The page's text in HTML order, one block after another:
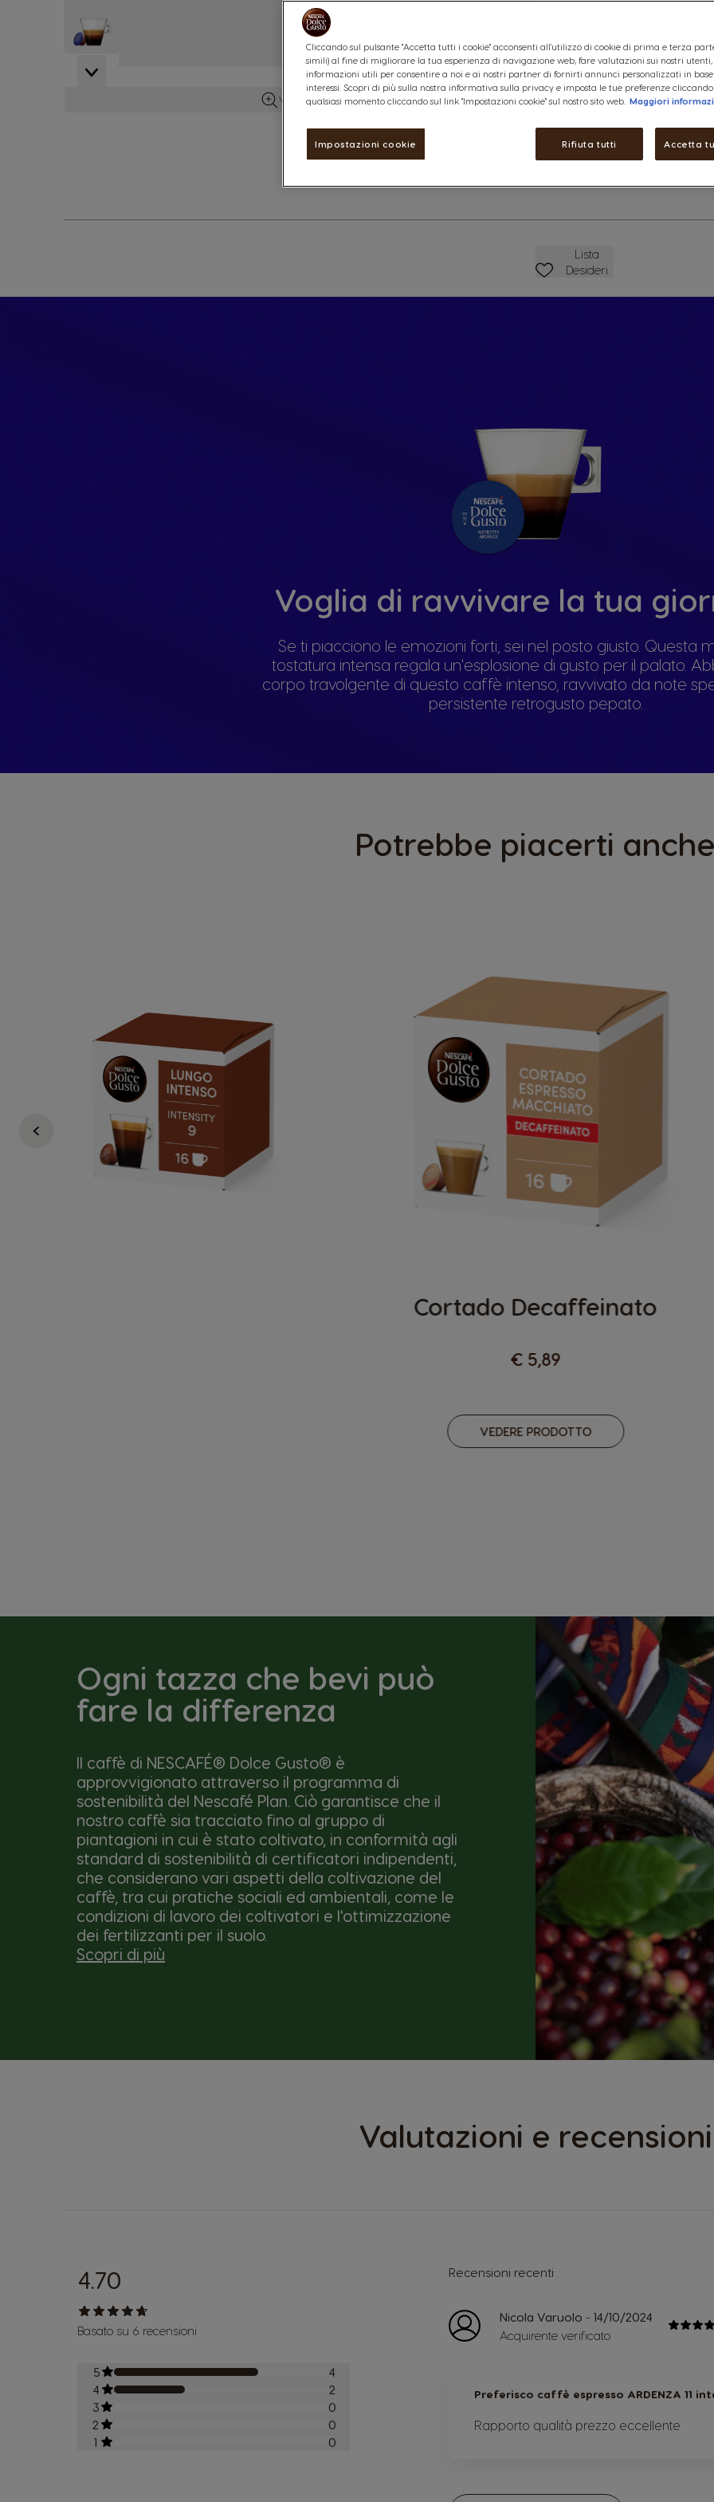
View larger image
Vedi maggiori dettagli
racchiuse sotto una densa
Vedere ingredienti
8,99 €
Ridurre
Quantità
Lista Dei Desideri
Lista
Desideri
Voglia di ravvivare la tua
Se ti piacciono le emozioni forti, sei nel posto giusto. Questa
tostatura intensa regala un'esplosione di gusto per il palato.
corpo travolgente di questo caffè intenso, ravvivato da note
persistente retrogusto pepato.
Potrebbe piacerti
Cortado Decaffeinato
€ 5,89
VEDERE PRODOTTO
Ogni tazza che bevi può
fare la differenza
Il caffè di NESCAFÉ® Dolce Gusto® è
approvvigionato attraverso il programma di
sostenibilità del Nescafé Plan. Ciò garantisce che il
nostro caffè sia tracciato fino al gruppo di
piantagioni in cui è stato coltivato, in conformità agli
standard di sostenibilità di certificatori indipendenti,
che considerano vari aspetti della coltivazione del
caffè, tra cui pratiche sociali ed ambientali, come le
condizioni di lavoro dei coltivatori e l'ottimizzazione
dei fertilizzanti per il suolo.
Scopri di più
Valutazioni e recensioni
4.70
Basato su 6 recensioni
5
4
4
2
3
0
2
0
1
0
Recensioni recenti
Nicola Varuolo - 14/10/2024
Acquirente verificato
Preferisco caffè espresso ARDENZA 11
Rapporto qualità prezzo eccellente
Cliccando sul pulsante "Accetta tutti i cookie" acconsenti all'utilizzo di cookie di prima e terza
simili) al fine di migliorare la tua esperienza di navigazione web, fare valutazioni sui nostri
informazioni utili per consentire a noi e ai nostri partner di fornirti annunci personalizzati in
interessi. Scopri di più sulla nostra informativa sulla privacy e imposta le tue preferenze
qualsiasi momento cliccando sul link "Impostazioni cookie" sul nostro sito web. Maggiori
Impostazioni cookie Rifiuta tutti Accetta